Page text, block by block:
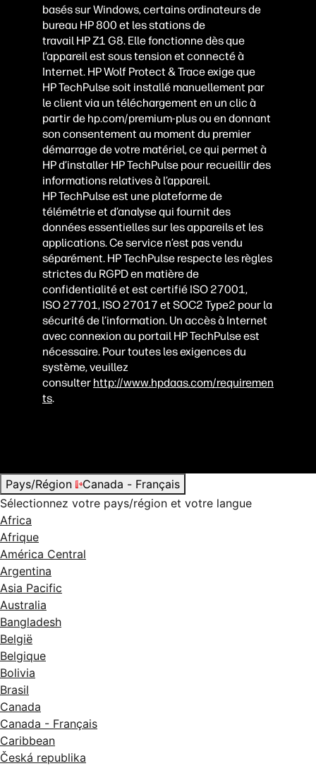
basés sur Windows, certains ordinateurs de
bureau HP 800 et les stations de
travail HP Z1 G8. Elle fonctionne dès que
l’appareil est sous tension et connecté à
Internet. HP Wolf Protect & Trace exige que
HP TechPulse soit installé manuellement par
le client via un téléchargement en un clic à
partir de hp.com/premium-plus ou en donnant
son consentement au moment du premier
démarrage de votre matériel, ce qui permet à
HP d’installer HP TechPulse pour recueillir des
informations relatives à l’appareil.
HP TechPulse est une plateforme de
télémétrie et d’analyse qui fournit des
données essentielles sur les appareils et les
applications. Ce service n’est pas vendu
séparément. HP TechPulse respecte les règles
strictes du RGPD en matière de
confidentialité et est certifié ISO 27001,
ISO 27701, ISO 27017 et SOC2 Type2 pour la
sécurité de l’information. Un accès à Internet
avec connexion au portail HP TechPulse est
nécessaire. Pour toutes les exigences du
système, veuillez
consulter http://www.hpdaas.com/requiremen
ts.
Pays/Région
Canada - Français
Sélectionnez votre pays/région et votre langue
Africa
Afrique
América Central
Argentina
Asia Pacific
Australia
Bangladesh
België
Belgique
Bolivia
Brasil
Canada
Canada - Français
Caribbean
Česká republika